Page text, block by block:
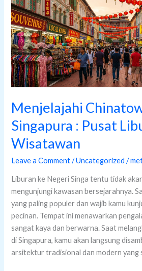
Menjelajahi
Singapura : Pusat
Wisatawan
Leave a Comment /Uncategorized /
Liburan ke Negeri Singa tentu tidak
mengunjungi kawasan bersejarahnya.
yang paling populer dan wajib kamu
pecinan. Tempat ini menawarkan
sangat kaya dan berwarna. Saat
di Singapura, kamu akan langsung
arsitektur tradisional dan modern yang
di
Singapura
:
Pusat
Liburan
Wisatawan